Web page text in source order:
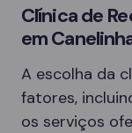
Clínica de
em
A escolha da
fatores,
os serviços